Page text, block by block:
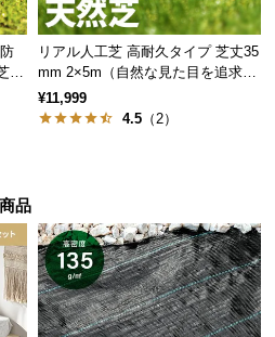
シートを広げて敷くだけな
。
丈
リアル人工芝 高耐久タイプ 芝丈35
mm 2×5m（自然な見た目を追求・
U字ピン付属）
¥11,999
4.5 （2）
品